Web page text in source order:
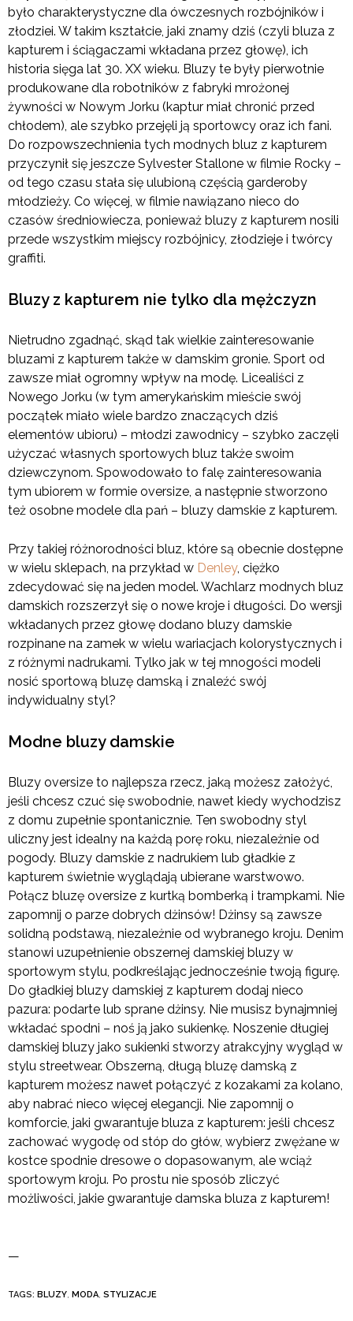
było charakterystyczne dla ówczesnych rozbójników i
złodziei. W takim kształcie, jaki znamy dziś (czyli bluza z
kapturem i ściągaczami wkładana przez głowę), ich
historia sięga lat 30. XX wieku. Bluzy te były pierwotnie
produkowane dla robotników z fabryki mrożonej
żywności w Nowym Jorku (kaptur miał chronić przed
chłodem), ale szybko przejęli ją sportowcy oraz ich fani.
Do rozpowszechnienia tych modnych bluz z kapturem
przyczynił się jeszcze Sylvester Stallone w filmie Rocky –
od tego czasu stała się ulubioną częścią garderoby
młodzieży. Co więcej, w filmie nawiązano nieco do
czasów średniowiecza, ponieważ bluzy z kapturem nosili
przede wszystkim miejscy rozbójnicy, złodzieje i twórcy
graffiti.
Bluzy z kapturem nie tylko dla mężczyzn
Nietrudno zgadnąć, skąd tak wielkie zainteresowanie
bluzami z kapturem także w damskim gronie. Sport od
zawsze miał ogromny wpływ na modę. Licealiści z
Nowego Jorku (w tym amerykańskim mieście swój
początek miało wiele bardzo znaczących dziś
elementów ubioru) – młodzi zawodnicy – szybko zaczęli
użyczać własnych sportowych bluz także swoim
dziewczynom. Spowodowało to falę zainteresowania
tym ubiorem w formie oversize, a następnie stworzono
też osobne modele dla pań – bluzy damskie z kapturem.
Przy takiej różnorodności bluz, które są obecnie dostępne
w wielu sklepach, na przykład w Denley, ciężko
zdecydować się na jeden model. Wachlarz modnych bluz
damskich rozszerzył się o nowe kroje i długości. Do wersji
wkładanych przez głowę dodano bluzy damskie
rozpinane na zamek w wielu wariacjach kolorystycznych i
z różnymi nadrukami. Tylko jak w tej mnogości modeli
nosić sportową bluzę damską i znaleźć swój
indywidualny styl?
Modne bluzy damskie
Bluzy oversize to najlepsza rzecz, jaką możesz założyć,
jeśli chcesz czuć się swobodnie, nawet kiedy wychodzisz
z domu zupełnie spontanicznie. Ten swobodny styl
uliczny jest idealny na każdą porę roku, niezależnie od
pogody. Bluzy damskie z nadrukiem lub gładkie z
kapturem świetnie wyglądają ubierane warstwowo.
Połącz bluzę oversize z kurtką bomberką i trampkami. Nie
zapomnij o parze dobrych dżinsów! Dżinsy są zawsze
solidną podstawą, niezależnie od wybranego kroju. Denim
stanowi uzupełnienie obszernej damskiej bluzy w
sportowym stylu, podkreślając jednocześnie twoją figurę.
Do gładkiej bluzy damskiej z kapturem dodaj nieco
pazura: podarte lub sprane dżinsy. Nie musisz bynajmniej
wkładać spodni – noś ją jako sukienkę. Noszenie długiej
damskiej bluzy jako sukienki stworzy atrakcyjny wygląd w
stylu streetwear. Obszerną, długą bluzę damską z
kapturem możesz nawet połączyć z kozakami za kolano,
aby nabrać nieco więcej elegancji. Nie zapomnij o
komforcie, jaki gwarantuje bluza z kapturem: jeśli chcesz
zachować wygodę od stóp do głów, wybierz zwężane w
kostce spodnie dresowe o dopasowanym, ale wciąż
sportowym kroju. Po prostu nie sposób zliczyć
możliwości, jakie gwarantuje damska bluza z kapturem!
—
TAGS: BLUZY, MODA, STYLIZACJE